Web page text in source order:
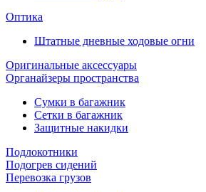
Оптика
Штатные дневные ходовые огни
Оригинальные аксессуары
Органайзеры пространства
Сумки в багажник
Сетки в багажник
Защитные накидки
Подлокотники
Подогрев сидений
Перевозка грузов